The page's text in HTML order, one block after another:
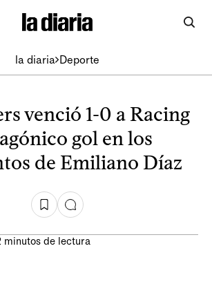
la diaria Deporte
venció 1-0 a Racing
gol en los
de Emiliano Díaz
minutos de lectura